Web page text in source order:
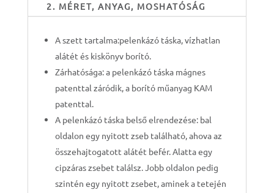
2. MÉRET, ANYAG, MOSHATÓSÁG
A szett tartalma:pelenkázó táska, vízhatlan
alátét és kiskönyv borító.
Zárhatósága: a pelenkázó táska mágnes
patenttal záródik, a borító műanyag KAM
patenttal.
A pelenkázó táska belső elrendezése: bal
oldalon egy nyitott zseb található, ahova az
összehajtogatott alátét befér. Alatta egy
cipzáras zsebet találsz. Jobb oldalon pedig
szintén egy nyitott zsebet, aminek a tetején